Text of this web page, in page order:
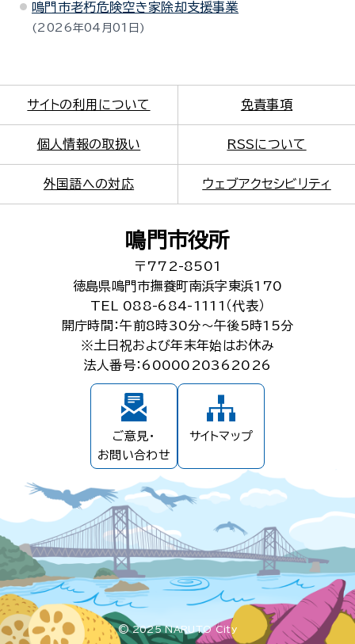
鳴門市老朽危険空き家除却支援事業
2026年04月01日
サイトの利用について 免責事項
個人情報の取扱い RSSについて
外国語への対応 ウェブアクセシビリティ
鳴門市役所
〒772-8501
徳島県鳴門市撫養町南浜字東浜170
TEL 088-684-1111（代表）
開庁時間：午前8時30分～午後5時15分
※土日祝および年末年始はお休み
法人番号：6000020362026
ご意見・
お問い合わせ
サイトマップ
© 2025 NARUTO City